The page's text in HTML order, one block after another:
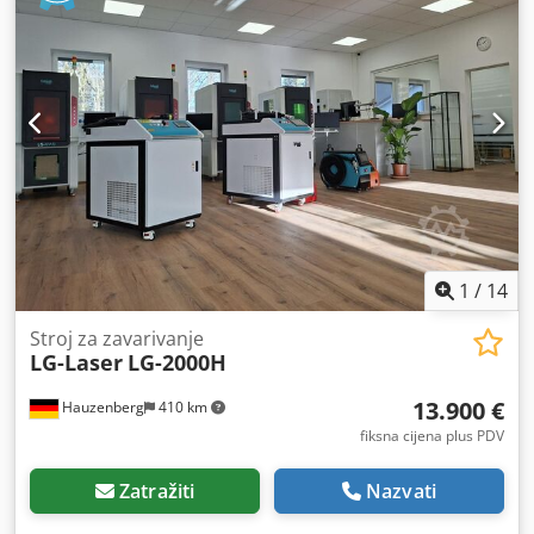
priprema prostora, pregled, izdavanje robe, logistika,
demontaža i temeljito čišćenje. Bez obzira jeste li nas
pronašli zbog regala za teške terete ili tražite pocinčane
regale za teške terete / skladišni sustav za teške terete –
jamčimo vam najbolje uvjete. Kontaktirajte nas za
neobvezujuću ponudu!
1 / 14
Hauzenberg 410 km
Stroj za zavarivanje
LG-Laser LG-2000H
13.900 €
fiksna cijena plus PDV
Zatražiti Nazvati